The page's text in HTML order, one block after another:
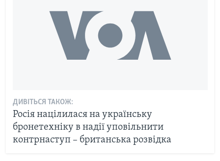
ДИВІТЬСЯ ТАКОЖ:
Росія націлилася на українську
бронетехніку в надії уповільнити
контрнаступ – британська розвідка